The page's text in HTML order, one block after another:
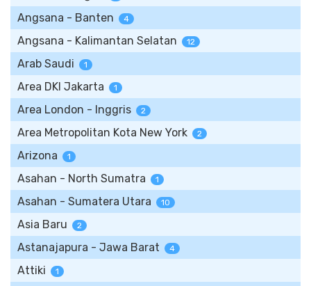
Angsana - Banten 4
Angsana - Kalimantan Selatan 12
Arab Saudi 1
Area DKI Jakarta 1
Area London - Inggris 2
Area Metropolitan Kota New York 2
Arizona 1
Asahan - North Sumatra 1
Asahan - Sumatera Utara 10
Asia Baru 2
Astanajapura - Jawa Barat 4
Attiki 1